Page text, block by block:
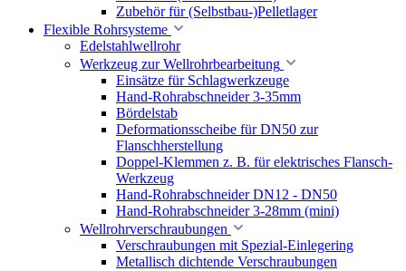
Zubehör für (Selbstbau-)Pelletlager
Flexible Rohrsysteme
Edelstahlwellrohr
Werkzeug zur Wellrohrbearbeitung
Einsätze für Schlagwerkzeuge
Hand-Rohrabschneider 3-35mm
Bördelstab
Deformationsscheibe für DN50 zur
Flanschherstellung
Doppel-Klemmen z. B. für elektrisches Flansch-
Werkzeug
Hand-Rohrabschneider DN12 - DN50
Hand-Rohrabschneider 3-28mm (mini)
Wellrohrverschraubungen
Verschraubungen mit Spezial-Einlegering
Metallisch dichtende Verschraubungen